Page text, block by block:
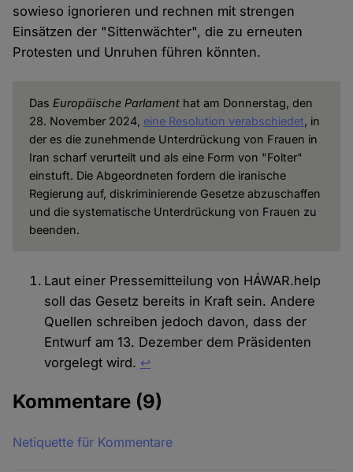
sowieso ignorieren und rechnen mit strengen
Einsätzen der "Sittenwächter", die zu erneuten
Protesten und Unruhen führen könnten.
Das Europäische Parlamenthat am Donnerstag, den
28. November 2024, eine Resolution verabschiedet, in
der es die zunehmende Unterdrückung von Frauen in
Iran scharf verurteilt und als eine Form von "Folter"
einstuft. Die Abgeordneten fordern die iranische
Regierung auf, diskriminierende Gesetze abzuschaffen
und die systematische Unterdrückung von Frauen zu
beenden.
Laut einer Pressemitteilung von HÁWAR.help
soll das Gesetz bereits in Kraft sein. Andere
Quellen schreiben jedoch davon, dass der
Entwurf am 13. Dezember dem Präsidenten
vorgelegt wird. ↩︎
Kommentare (9)
Netiquette für Kommentare